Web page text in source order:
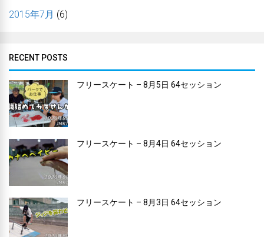
2015年7月 (6)
RECENT POSTS
フリースケート – 8月5日 64セッション
フリースケート – 8月4日 64セッション
フリースケート – 8月3日 64セッション